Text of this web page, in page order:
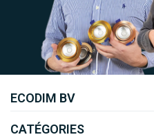
Uw
ECODIM BV
CATÉGORIES